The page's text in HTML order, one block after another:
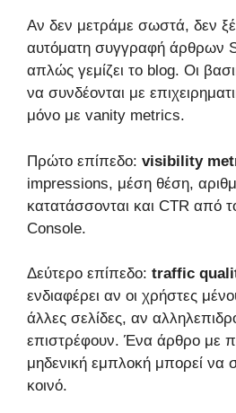
Αν δεν μετράμε σωστά, δεν
αυτόματη συγγραφή άρθρων
απλώς γεμίζει το blog. Οι
να συνδέονται με
μόνο με vanity metrics.
Πρώτο επίπεδο: visibility
impressions, μέση θέση,
κατατάσσονται και CTR από
Console.
Δεύτερο επίπεδο: traffic
ενδιαφέρει αν οι χρήστες
άλλες σελίδες, αν
επιστρέφουν. Ένα άρθρο με
μηδενική εμπλοκή μπορεί να
κοινό.